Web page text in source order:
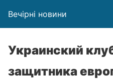
Вечірні новини
Украинский
защитника